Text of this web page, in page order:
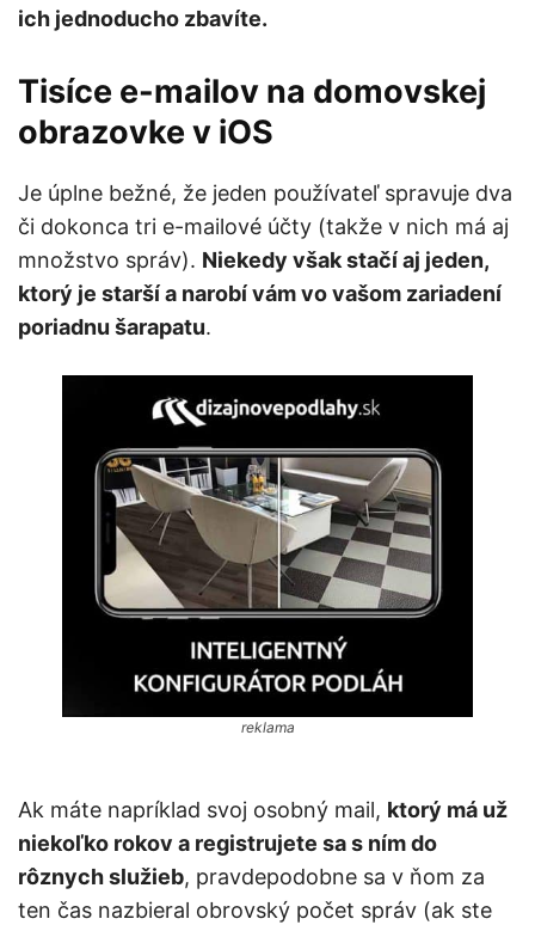
ich jednoducho zbavíte.
Tisíce e-mailov na domovskej
obrazovke v iOS
Je úplne bežné, že jeden používateľ spravuje dva
či dokonca tri e-mailové účty (takže v nich má aj
množstvo správ). Niekedy však stačí aj jeden,
ktorý je starší a narobí vám vo vašom zariadení
poriadnu šarapatu.
reklama
Ak máte napríklad svoj osobný mail, ktorý má už
niekoľko rokov a registrujete sa s ním do
rôznych služieb, pravdepodobne sa v ňom za
ten čas nazbieral obrovský počet správ (ak ste